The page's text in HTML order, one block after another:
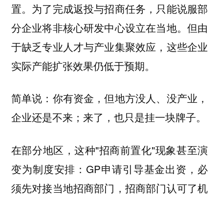
置。为了完成返投与招商任务，只能说服部
分企业将非核心研发中心设立在当地。但由
于缺乏专业人才与产业集聚效应，这些企业
实际产能扩张效果仍低于预期。
简单说：你有资金，但地方没人、没产业，
企业还是不来；来了，也只是挂一块牌子。
在部分地区，这种"招商前置化"现象甚至演
变为制度安排：GP申请引导基金出资，必
须先对接当地招商部门，招商部门认可了机